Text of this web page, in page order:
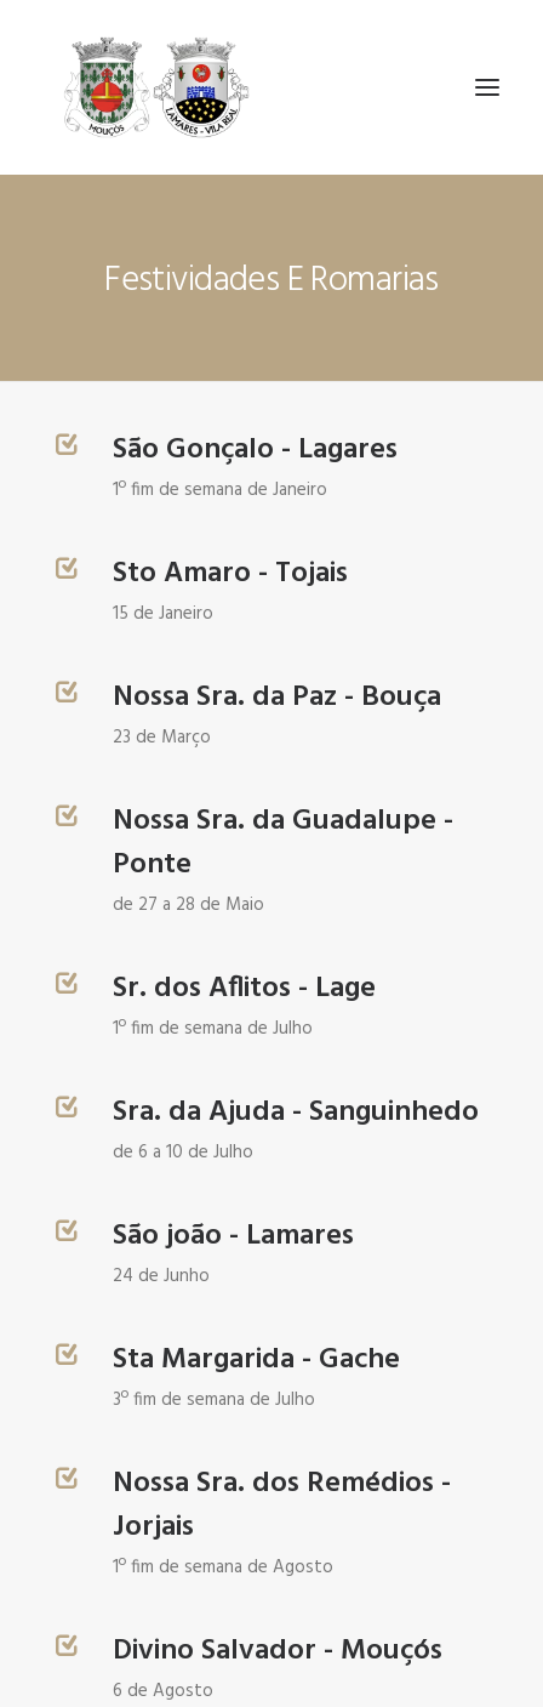
A UF MOUÇÓS E LAMARES
SEARCH
Festividades E Romarias
São Gonçalo - Lagares
1º fim de semana de Janeiro
Sto Amaro - Tojais
15 de Janeiro
Nossa Sra. da Paz - Bouça
23 de Março
Nossa Sra. da Guadalupe -
Ponte
de 27 a 28 de Maio
Sr. dos Aflitos - Lage
1º fim de semana de Julho
Sra. da Ajuda - Sanguinhedo
de 6 a 10 de Julho
São joão - Lamares
24 de Junho
Sta Margarida - Gache
3º fim de semana de Julho
Nossa Sra. dos Remédios -
Jorjais
1º fim de semana de Agosto
Divino Salvador - Mouçós
6 de Agosto